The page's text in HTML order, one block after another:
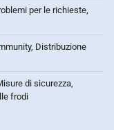
per le richieste,
Distribuzione
di sicurezza,
frodi